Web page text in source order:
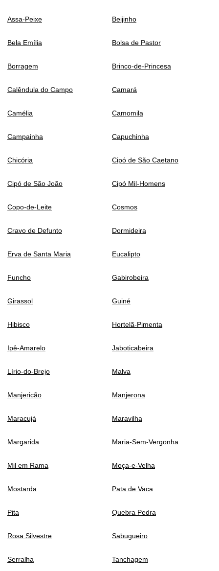
Assa-Peixe Beijinho
Bela Emília Bolsa de Pastor
Borragem Brinco-de-Princesa
Calêndula do Campo Camará
Camélia Camomila
Campainha Capuchinha
Chicória Cipó de São Caetano
Cipó de São João Cipó Mil-Homens
Copo-de-Leite Cosmos
Cravo de Defunto Dormideira
Erva de Santa Maria Eucalipto
Funcho Gabirobeira
Girassol Guiné
Hibisco Hortelã-Pimenta
Ipê-Amarelo Jaboticabeira
Lírio-do-Brejo Malva
Manjericão Manjerona
Maracujá Maravilha
Margarida Maria-Sem-Vergonha
Mil em Rama Moça-e-Velha
Mostarda Pata de Vaca
Pita Quebra Pedra
Rosa Silvestre Sabugueiro
Serralha Tanchagem